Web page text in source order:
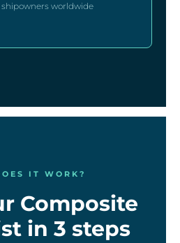
shipowners worldwide
IT WORK?
Composite
in 3 steps